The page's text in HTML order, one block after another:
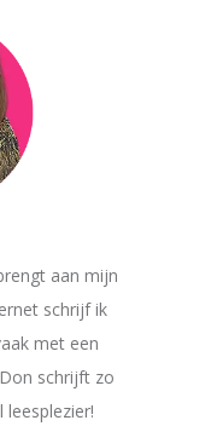
aan mijn
schrijf ik
met een
schrijft zo
leesplezier!